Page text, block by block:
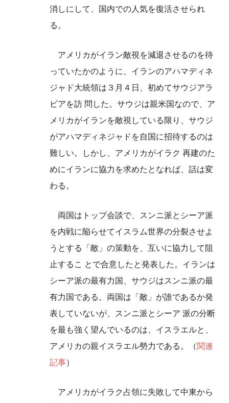
消しにして、国内での人気を復活させられ
る。
アメリカがイラン敵視を減退させるのを待
っていたかのように、イランのアハマディネ
ジャド大統領は３月４日、初めてサウジアラ
ビアを訪 問した。サウジは親米国なので、ア
メリカがイランを敵視している限り、サウジ
がアハマディネジャドを自国に招待するのは
難しい。しかし、アメリカがイラク 再建のた
めにイランに協力を求めたとなれば、話は変
わる。
両国はトップ会談で、スンニ派とシーア派
を内戦に陥らせてイスラム世界の分裂させよ
うとする「敵」の策動を、互いに協力して阻
止するこ とで合意したと発表した。イランは
シーア派の最有力国、サウジはスンニ派の最
有力国である。両国は「敵」が誰であるか発
表していないが、スンニ派とシーア 派の分断
を最も強く望んでいるのは、イスラエルと、
アメリカの親イスラエル勢力である。（関連
記事）
アメリカがイラク占領に失敗して中東から